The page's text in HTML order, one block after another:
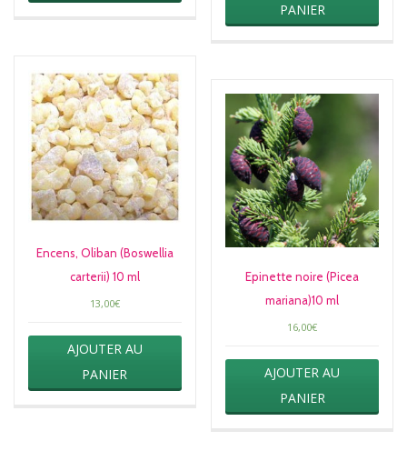
PANIER
Encens, Oliban (Boswellia
carterii) 10 ml
13,00€
AJOUTER AU
PANIER
Epinette noire (Picea
mariana)10 ml
16,00€
AJOUTER AU
PANIER